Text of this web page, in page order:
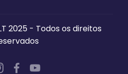
2025 - Todos os direitos